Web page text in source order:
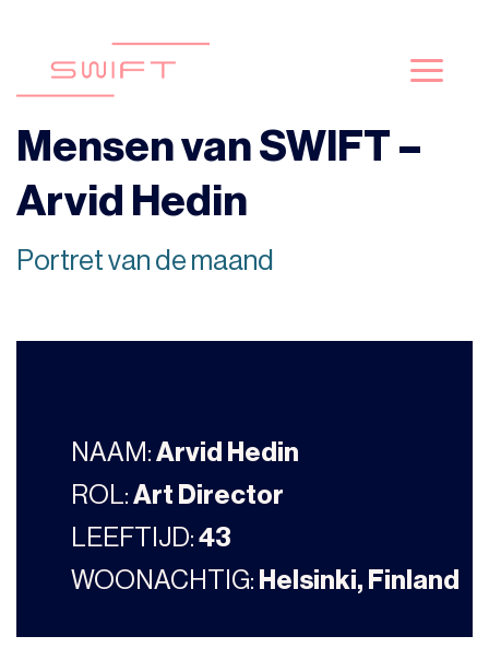
content
Mensen van SWIFT –
Arvid Hedin
Portret van de maand
NAAM: Arvid Hedin
ROL: Art Director
LEEFTIJD: 43
WOONACHTIG: Helsinki, Finland